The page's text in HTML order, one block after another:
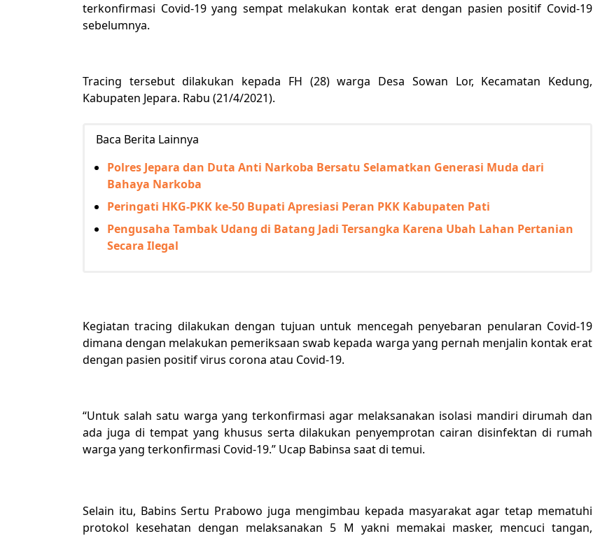
terkonfirmasi Covid-19 yang sempat melakukan kontak erat dengan pasien positif Covid-19
sebelumnya.
Tracing tersebut dilakukan kepada FH (28) warga Desa Sowan Lor, Kecamatan Kedung,
Kabupaten Jepara. Rabu (21/4/2021).
Baca Berita Lainnya
Polres Jepara dan Duta Anti Narkoba Bersatu Selamatkan Generasi Muda dari
Bahaya Narkoba
Peringati HKG-PKK ke-50 Bupati Apresiasi Peran PKK Kabupaten Pati
Pengusaha Tambak Udang di Batang Jadi Tersangka Karena Ubah Lahan Pertanian
Secara Ilegal
Kegiatan tracing dilakukan dengan tujuan untuk mencegah penyebaran penularan Covid-19
dimana dengan melakukan pemeriksaan swab kepada warga yang pernah menjalin kontak erat
dengan pasien positif virus corona atau Covid-19.
“Untuk salah satu warga yang terkonfirmasi agar melaksanakan isolasi mandiri dirumah dan
ada juga di tempat yang khusus serta dilakukan penyemprotan cairan disinfektan di rumah
warga yang terkonfirmasi Covid-19.” Ucap Babinsa saat di temui.
Selain itu, Babins Sertu Prabowo juga mengimbau kepada masyarakat agar tetap mematuhi
protokol kesehatan dengan melaksanakan 5 M yakni memakai masker, mencuci tangan,